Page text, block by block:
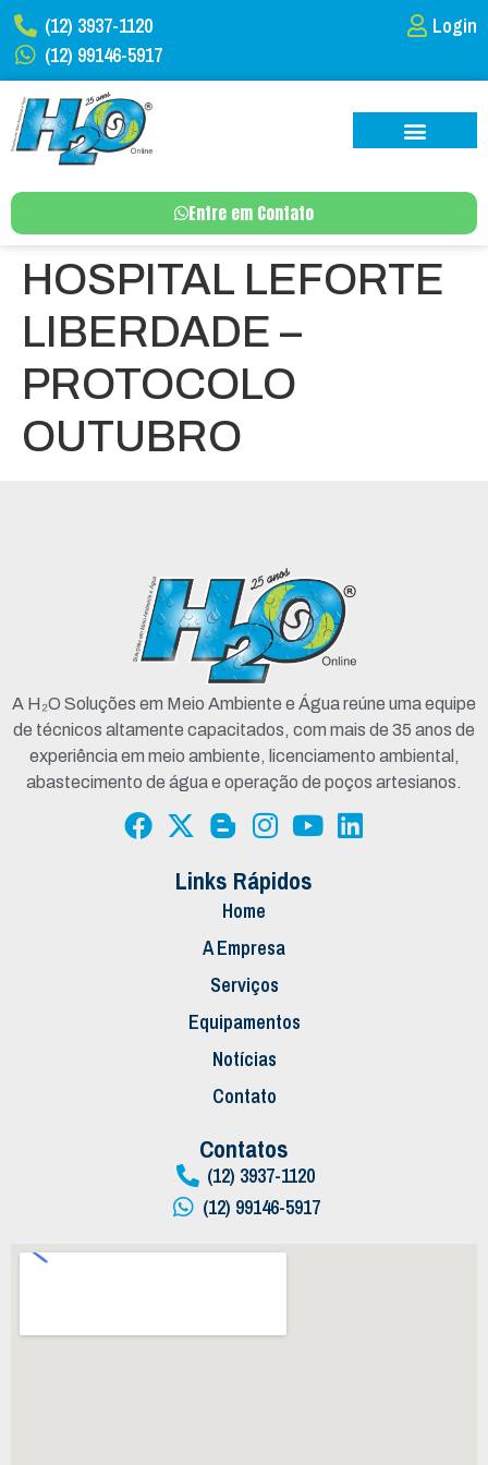
(12) 3937-1120
(12) 99146-5917
Login
Entre em Contato
HOSPITAL LEFORTE
LIBERDADE –
PROTOCOLO
OUTUBRO
A H₂O Soluções em Meio Ambiente e Água reúne uma equipe
de técnicos altamente capacitados, com mais de 35 anos de
experiência em meio ambiente, licenciamento ambiental,
abastecimento de água e operação de poços artesianos.
Links Rápidos
Home
A Empresa
Serviços
Equipamentos
Notícias
Contato
Contatos
(12) 3937-1120
(12) 99146-5917